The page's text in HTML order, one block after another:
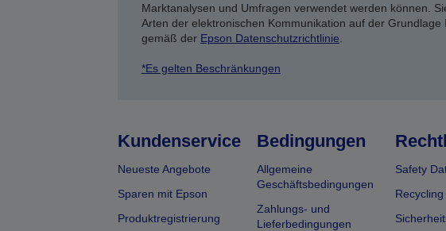
Marktanalysen und Umfragen verwendet werden können.
Arten der elektronischen Kommunikation auf der
gemäß der Epson Datenschutzrichtlinie
*Es gelten Beschränkungen
Kundenservice
Neueste Angebote
Sparen mit Epson
Produktregistrierung
Bedingungen
Allgemeine
Geschäftsbedingungen
Zahlungs- und
Lieferbedingungen
Safety